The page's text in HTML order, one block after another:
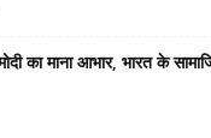
का माना आभार, भारत के